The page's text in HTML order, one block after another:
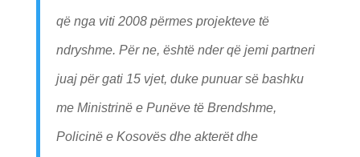
që nga viti 2008 përmes projekteve të
ndryshme. Për ne, është nder që jemi partneri
juaj për gati 15 vjet, duke punuar së bashku
me Ministrinë e Punëve të Brendshme,
Policinë e Kosovës dhe akterët dhe